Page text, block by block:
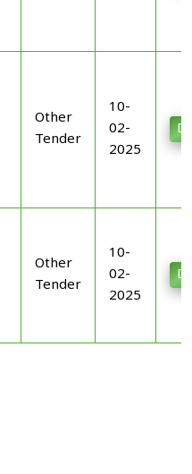
Other
Tender
10-
02-
2025
Other
Tender
10-
02-
2025